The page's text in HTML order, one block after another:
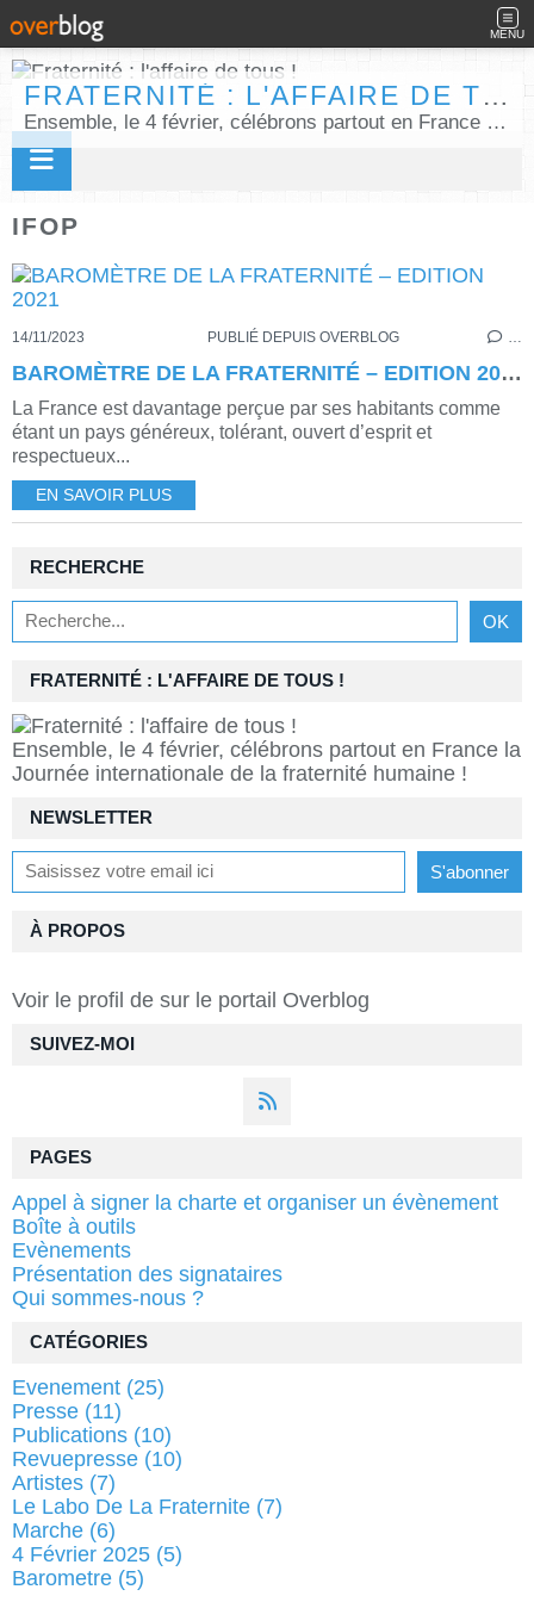
MENU
FRATERNITÉ : L'AFFAIRE DE TOUS !
Ensemble, le 4 février, célébrons partout en France la Journée internationale de la fraternité humaine !
IFOP
14/11/2023 PUBLIÉ DEPUIS OVERBLOG …
BAROMÈTRE DE LA FRATERNITÉ – EDITION 2021
La France est davantage perçue par ses habitants comme
étant un pays généreux, tolérant, ouvert d’esprit et
respectueux...
EN SAVOIR PLUS
NEWSLETTER
SUIVEZ-MOI
RECHERCHE
FRATERNITÉ : L'AFFAIRE DE TOUS !
Ensemble, le 4 février, célébrons partout en France la
Journée internationale de la fraternité humaine !
À PROPOS
Voir le profil de sur le portail Overblog
PAGES
Appel à signer la charte et organiser un évènement
Boîte à outils
Evènements
Présentation des signataires
Qui sommes-nous ?
CATÉGORIES
Evenement (25)
Presse (11)
Publications (10)
Revuepresse (10)
Artistes (7)
Le Labo De La Fraternite (7)
Marche (6)
4 Février 2025 (5)
Barometre (5)